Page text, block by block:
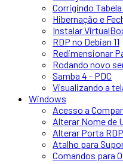
Corrigindo Tabela
Hibernação e
Instalar
RDP no Debian 11
Redimensionar
Rodando novo
Samba 4 - PDC
Visualizando a
Windows
Acesso a
Alterar Nome de
Alterar Porta RDP
Atalho para
Comandos para